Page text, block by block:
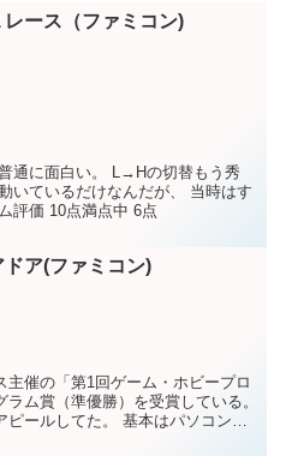
レース（ファミコン)
通に面白い。 L→Hの切替もう秀
いているだけなんだが、 当時はす
評価 10点満点中 6点
ドア(ファミコン)
催の「第1回ゲーム・ホビープロ
ム賞（準優勝）を受賞している。
ピールしてた。 基本はパソコンゲ